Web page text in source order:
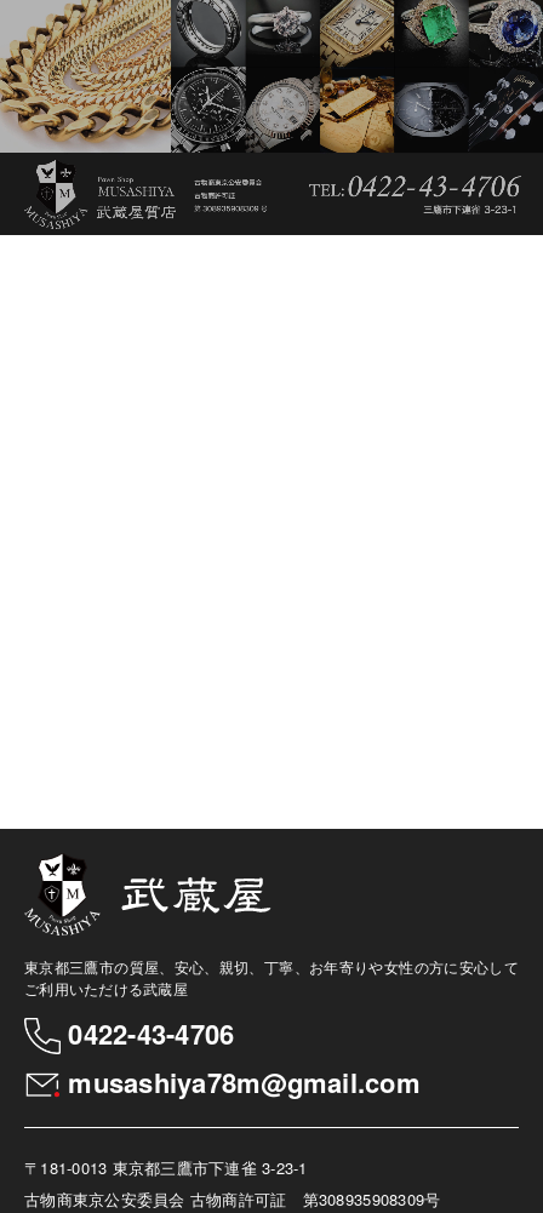
東京都三鷹市の質屋、安心、親切、丁寧、お年寄りや女性の方に安心して
ご利用いただける武蔵屋
0422-43-4706
musashiya78m@gmail.com
〒181-0013 東京都三鷹市下連雀 3-23-1
古物商東京公安委員会 古物商許可証 第308935908309号